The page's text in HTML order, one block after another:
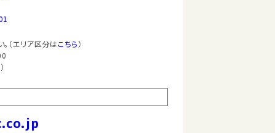
（エリア区分はこちら）